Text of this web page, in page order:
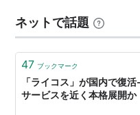
（ライコス）は自ら作り
生して以来、星神のいる
不変の定義となり、ヌー
ネットで話題
47 ブックマーク
「ライコス」が国内で復
サービスを近く本格展開か